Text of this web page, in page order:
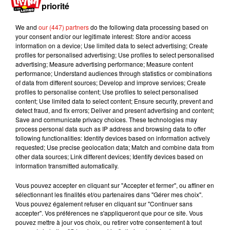
ces petites bouchées à partager entre amis, à l’heure de
ou les auditeurs deLatina en quête de nouvelles saveurs,
c’est une belle invitation à découvrir le Brésil autrement : à
travers sa street food et ses histoires de cuisine.
Musique
6 août 2026
Karol G dévoile la tracklist de son nouvel
album… avec des invités...
5 août 2026
Benny Blanco invite Selena Gomez et
Becky G sur son nouveau single
priorité
We and our (447) partnersdo the following data processing based on
your consent and/or our legitimate interest: Store and/or access
information on a device; Use limited data to select advertising; Create
profiles for personalised advertising; Use profiles to select personalised
advertising; Measure advertising performance; Measure content
performance; Understand audiences through statistics or combinations
of data from different sources; Develop and improve services; Create
profiles to personalise content; Use profiles to select personalised
content; Use limited data to select content; Ensure security, prevent and
detect fraud, and fix errors; Deliver and present advertising and content;
Save and communicate privacy choices. These technologies may
process personal data such as IP address and browsing data to offer
following functionalities: Identify devices based on information actively
requested; Use precise geolocation data; Match and combine data from
other data sources; Link different devices; Identify devices based on
information transmitted automatically.
Vous pouvez accepter en cliquant sur "Accepter et fermer", ou affiner en
sélectionnant les finalités et/ou partenaires dans "Gérer mes choix".
Vous pouvez également refuser en cliquant sur "Continuer sans
accepter". Vos préférences ne s'appliqueront que pour ce site. Vous
pouvez mettre à jour vos choix, ou retirer votre consentement à tout